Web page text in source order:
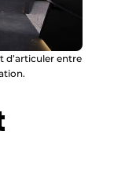
d’articuler entre